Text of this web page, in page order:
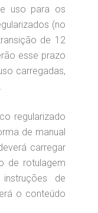
uso para os
(no
de 12
esse prazo
carregadas,
regularizado
de manual
carregar
de rotulagem
de
o conteúdo